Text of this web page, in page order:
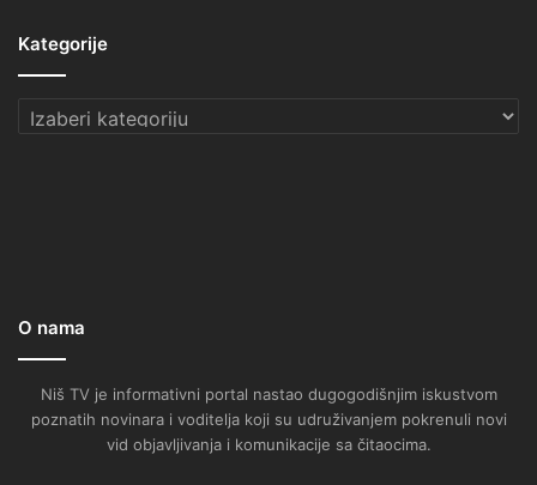
Kategorije
Kategorije
O nama
Niš TV je informativni portal nastao dugogodišnjim iskustvom
poznatih novinara i voditelja koji su udruživanjem pokrenuli novi
vid objavljivanja i komunikacije sa čitaocima.